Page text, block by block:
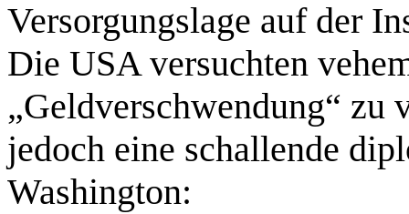
Versorgungslage auf der
Die USA versuchten
„Geldverschwendung“ zu
jedoch eine schallende
Washington: